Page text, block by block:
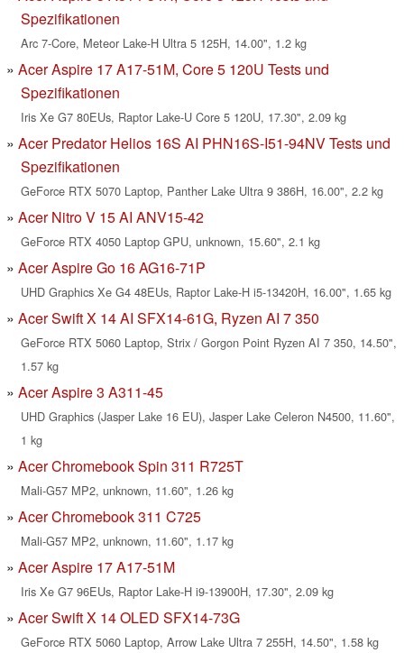
Spezifikationen
Arc 7-Core, Meteor Lake-H Ultra 5 125H, 14.00", 1.2 kg
Acer Aspire 17 A17-51M, Core 5 120U Tests und
Spezifikationen
Iris Xe G7 80EUs, Raptor Lake-U Core 5 120U, 17.30", 2.09 kg
Acer Predator Helios 16S AI PHN16S-I51-94NV Tests und
Spezifikationen
GeForce RTX 5070 Laptop, Panther Lake Ultra 9 386H, 16.00", 2.2 kg
Acer Nitro V 15 AI ANV15-42
GeForce RTX 4050 Laptop GPU, unknown, 15.60", 2.1 kg
Acer Aspire Go 16 AG16-71P
UHD Graphics Xe G4 48EUs, Raptor Lake-H i5-13420H, 16.00", 1.65 kg
Acer Swift X 14 AI SFX14-61G, Ryzen AI 7 350
GeForce RTX 5060 Laptop, Strix / Gorgon Point Ryzen AI 7 350, 14.50",
1.57 kg
Acer Aspire 3 A311-45
UHD Graphics (Jasper Lake 16 EU), Jasper Lake Celeron N4500, 11.60",
1 kg
Acer Chromebook Spin 311 R725T
Mali-G57 MP2, unknown, 11.60", 1.26 kg
Acer Chromebook 311 C725
Mali-G57 MP2, unknown, 11.60", 1.17 kg
Acer Aspire 17 A17-51M
Iris Xe G7 96EUs, Raptor Lake-H i9-13900H, 17.30", 2.09 kg
Acer Swift X 14 OLED SFX14-73G
GeForce RTX 5060 Laptop, Arrow Lake Ultra 7 255H, 14.50", 1.58 kg